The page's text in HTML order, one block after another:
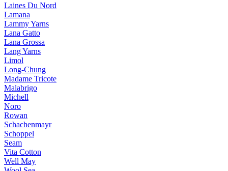
Laines Du Nord
Lamana
Lammy Yarns
Lana Gatto
Lana Grossa
Lang Yarns
Limol
Long-Chung
Madame Tricote
Malabrigo
Michell
Noro
Rowan
Schachenmayr
Schoppel
Seam
Vita Cotton
Well May